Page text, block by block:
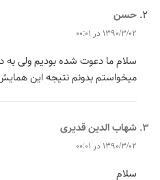
حسن
۱۳۹۰/۳/۰۲ در ۰۰:۰۱
سلام ما دعوت شده بودیم ولی به
میخواستم بدونم نتیجه این
شهاب الدین قدیری
۱۳۹۰/۳/۰۲ در ۰۰:۰۱
سلام